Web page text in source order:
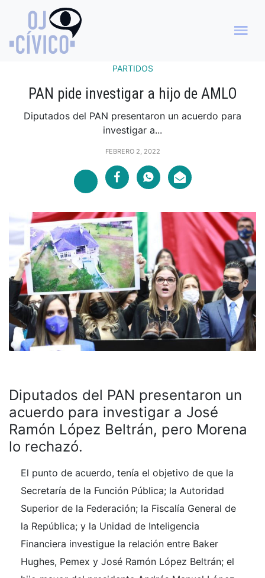
PARTIDOS
PAN pide investigar a hijo de AMLO
Diputados del PAN presentaron un acuerdo para
investigar a...
FEBRERO 2, 2022
Diputados del PAN presentaron un
acuerdo para investigar a José
Ramón López Beltrán, pero Morena
lo rechazó.
El punto de acuerdo, tenía el objetivo de que la
Secretaría de la Función Pública; la Autoridad
Superior de la Federación; la Fiscalía General de
la República; y la Unidad de Inteligencia
Financiera investigue la relación entre Baker
Hughes, Pemex y José Ramón López Beltrán; el